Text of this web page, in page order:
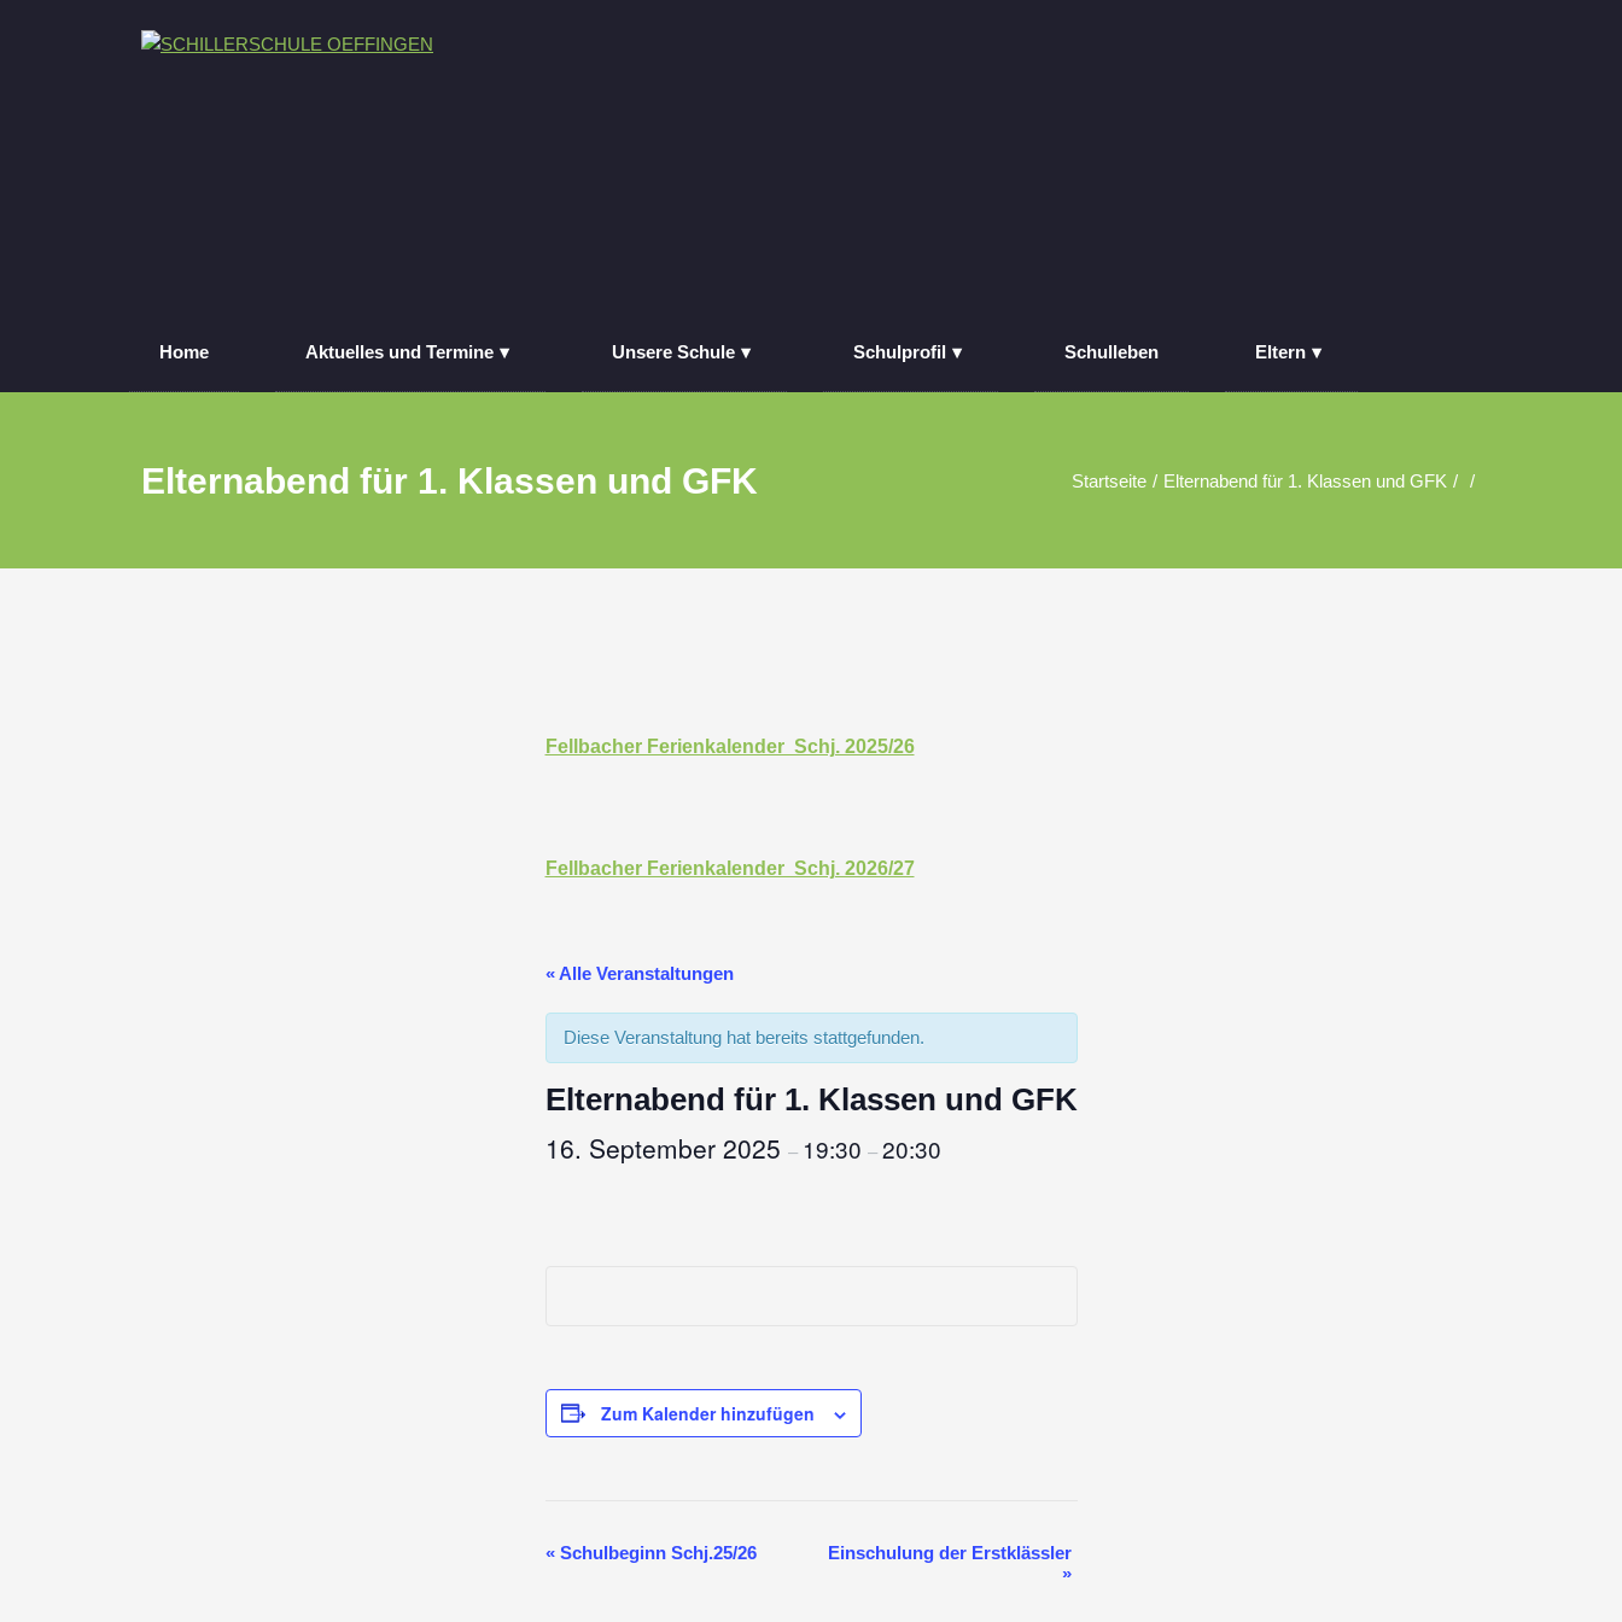
Home Aktuelles und Termine Unsere Schule Schulprofil Schulleben Eltern
Elternabend für 1. Klassen und GFK Startseite Elternabend für 1. Klassen und GFK
Fellbacher Ferienkalender Schj. 2025/26
Fellbacher Ferienkalender Schj. 2026/27
« Alle Veranstaltungen
Diese Veranstaltung hat bereits stattgefunden.
Elternabend für 1. Klassen und GFK
16. September 2025 – 19:30 –20:30
Zum Kalender hinzufügen
V
«Schulbeginn Schj.25/26
Einschulung der Erstklässler
»